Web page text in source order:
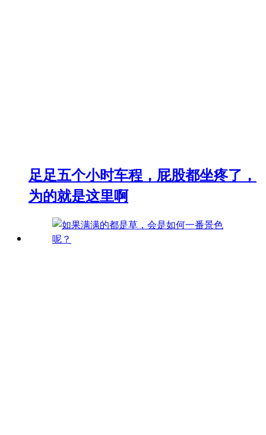
足足五个小时车程，屁股都坐疼了，
为的就是这里啊